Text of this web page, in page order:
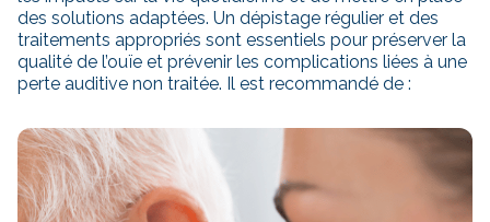
des solutions adaptées. Un dépistage régulier et des
traitements appropriés sont essentiels pour préserver la
qualité de l’ouïe et prévenir les complications liées à une
perte auditive non traitée. Il est recommandé de :